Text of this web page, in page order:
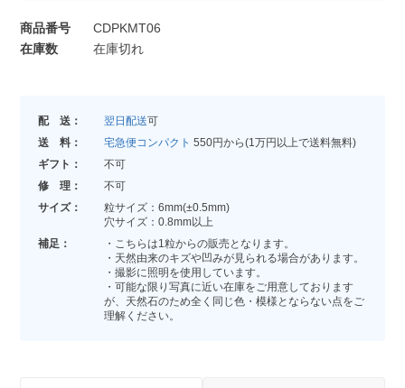
商品番号
CDPKMT06
在庫数
在庫切れ
配 送： 翌日配送可
送 料：
宅急便コンパクト 550円から(1万円以上で送料無料)
ギフト：
不可
修 理：
不可
サイズ：
粒サイズ：6mm(±0.5mm)
穴サイズ：0.8mm以上
補足：
・こちらは1粒からの販売となります。
・天然由来のキズや凹みが見られる場合があります。
・撮影に照明を使用しています。
・可能な限り写真に近い在庫をご用意しております
が、天然石のため全く同じ色・模様とならない点をご
理解ください。